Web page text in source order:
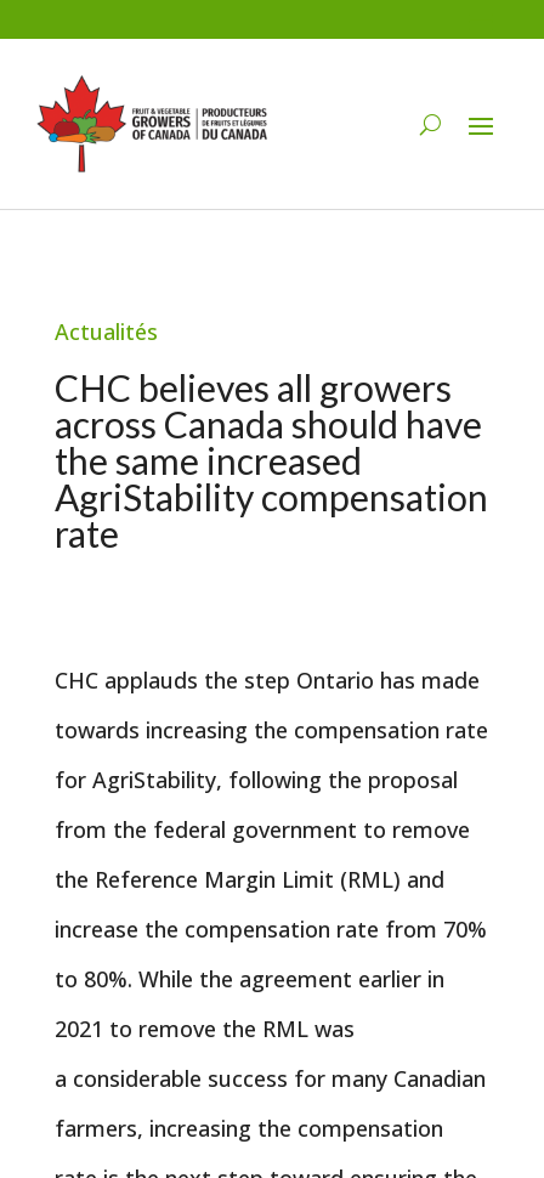
Actualités
CHC believes all growers
across Canada should have
the same increased
AgriStability compensation
rate
CHC applauds the step Ontario has made
towards increasing the compensation rate
for AgriStability, following the proposal
from the federal government to remove
the Reference Margin Limit (RML) and
increase the compensation rate from 70%
to 80%. While the agreement earlier in
2021 to remove the RML was
a considerable success for many Canadian
farmers, increasing the compensation